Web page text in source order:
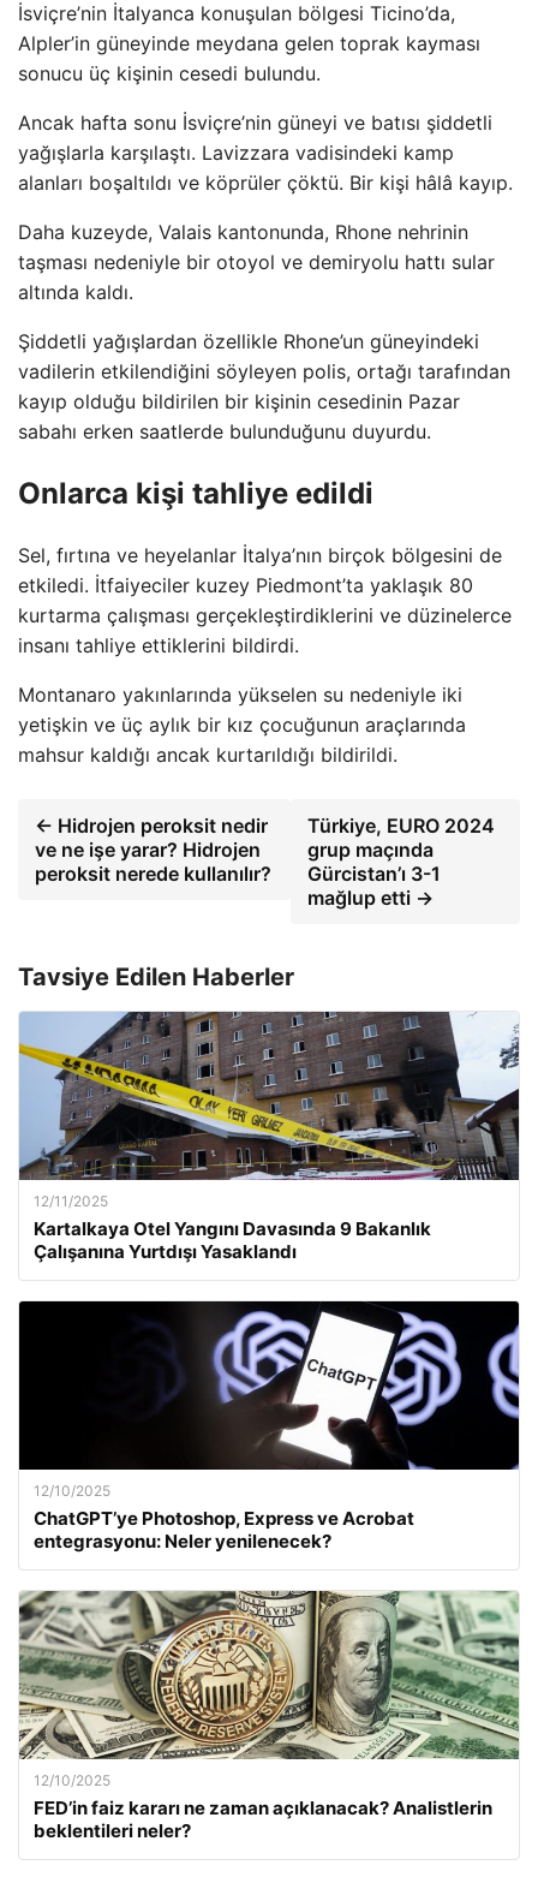
İsviçre’nin İtalyanca konuşulan bölgesi Ticino’da,
Alpler’in güneyinde meydana gelen toprak kayması
sonucu üç kişinin cesedi bulundu.
Ancak hafta sonu İsviçre’nin güneyi ve batısı şiddetli
yağışlarla karşılaştı. Lavizzara vadisindeki kamp
alanları boşaltıldı ve köprüler çöktü. Bir kişi hâlâ kayıp.
Daha kuzeyde, Valais kantonunda, Rhone nehrinin
taşması nedeniyle bir otoyol ve demiryolu hattı sular
altında kaldı.
Şiddetli yağışlardan özellikle Rhone’un güneyindeki
vadilerin etkilendiğini söyleyen polis, ortağı tarafından
kayıp olduğu bildirilen bir kişinin cesedinin Pazar
sabahı erken saatlerde bulunduğunu duyurdu.
Onlarca kişi tahliye edildi
Sel, fırtına ve heyelanlar İtalya’nın birçok bölgesini de
etkiledi. İtfaiyeciler kuzey Piedmont’ta yaklaşık 80
kurtarma çalışması gerçekleştirdiklerini ve düzinelerce
insanı tahliye ettiklerini bildirdi.
Montanaro yakınlarında yükselen su nedeniyle iki
yetişkin ve üç aylık bir kız çocuğunun araçlarında
mahsur kaldığı ancak kurtarıldığı bildirildi.
← Hidrojen peroksit nedir
ve ne işe yarar? Hidrojen
peroksit nerede kullanılır?
Türkiye, EURO 2024
grup maçında
Gürcistan’ı 3-1
mağlup etti →
Tavsiye Edilen Haberler
12/11/2025
Kartalkaya Otel Yangını Davasında 9 Bakanlık
Çalışanına Yurtdışı Yasaklandı
12/10/2025
ChatGPT’ye Photoshop, Express ve Acrobat
entegrasyonu: Neler yenilenecek?
12/10/2025
FED’in faiz kararı ne zaman açıklanacak? Analistlerin
beklentileri neler?